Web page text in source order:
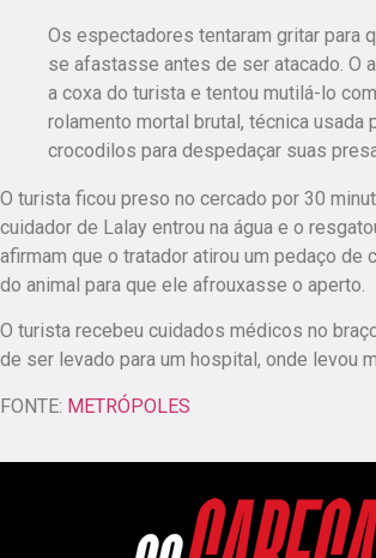
Os espectadores tentaram gritar para
se afastasse antes de ser atacado. O
a coxa do turista e tentou mutilá-lo
rolamento mortal brutal, técnica usada
crocodilos para despedaçar suas
O turista ficou preso no cercado por 30
cuidador de Lalay entrou na água e o
afirmam que o tratador atirou um pedaço de
do animal para que ele afrouxasse o aperto.
O turista recebeu cuidados médicos no
de ser levado para um hospital, onde levou
FONTE: METRÓPOLES